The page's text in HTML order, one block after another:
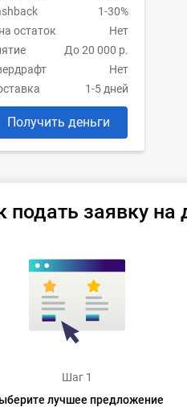
1-30%
остаток
Нет
До 20 000 р.
Нет
1-5 дней
Получить деньги
подать заявку на
Шаг 1
лучшее предложение